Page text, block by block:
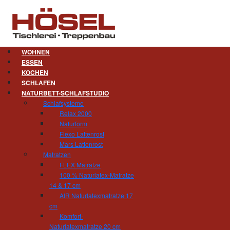
WOHNEN
ESSEN
KOCHEN
SCHLAFEN
NATURBETT-SCHLAFSTUDIO
Schlafsysteme
Relax 2000
Naturform
Flexo Lattenrost
Mars Lattenrost
Matratzen
FLEX Matratze
100 % Naturlatex-Matratze
14 & 17 cm
AIR Naturlatexmatratze 17
cm
Komfort-
Naturlatexmatratze 20 cm
Die Wahl der Zimmertüren ist für den Stil
geradlinig oder mit vielen Ornamenten? Den
Herz aber auch für die architektonische
flächenbündige Türen ohne jeden Schnörkel ein
Was für Wohnungsinnentüren gilt, gilt erst
architektonische Gesamtbild Ihres Hauses